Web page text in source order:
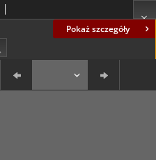
Pokaż szczegóły